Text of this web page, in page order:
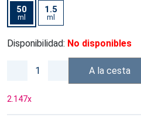
50
ml
1.5
ml
Disponibilidad: No disponibles
A la cesta
2.147x